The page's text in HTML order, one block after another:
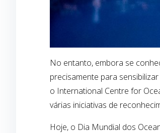
No entanto, embora se
precisamente para
o International Centre for
várias iniciativas de
Hoje, o Dia Mundial dos